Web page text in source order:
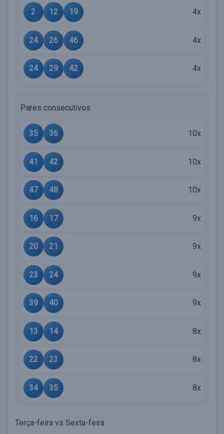
2 12 19 4x
24 26 46 4x
24 29 42 4x
Pares consecutivos
35 36 10x
41 42 10x
47 48 10x
16 17 9x
20 21 9x
23 24 9x
39 40 9x
13 14 8x
22 23 8x
34 35 8x
Terça-feira vs Sexta-feira